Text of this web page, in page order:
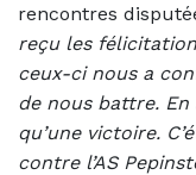
rencontres
reçu les
ceux-ci nous a
de nous battre. En
qu’une victoire.
contre l’AS